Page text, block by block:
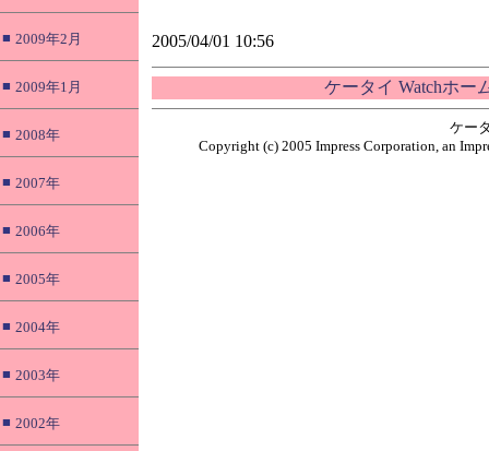
■ 2009年2月
■ 2009年1月
■ 2008年
■ 2007年
■ 2006年
■ 2005年
■ 2004年
■ 2003年
■ 2002年
2005/04/01 10:56
ケータイ Watchホー
ケー
Copyright (c) 2005 Impress Corporation, an